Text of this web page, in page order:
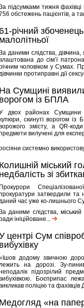
підсумками тижня фахівці
обстежень пацієнтів, а
61-річний
малолітньої
даними слідства,
до сім’ї
чоловіком у Сумах.
протиправні дії
На Сумщині
ворогом із БПЛА
двох районах Сумщини
скинуті ворогом
змісту, а QR-
вилучені для
системно
Колишній міський
недбалість зі
Прокурори
затвердили та
час уже ко-лишнього
даними слідства, міський
ініційоване...
центрі Сум
вибухівку
додому звичною
на дорозі. Зу-
підозрілий
Боєприпас
поліцію та
Медогляд «на